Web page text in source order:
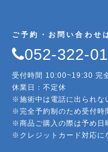
ご予約・お問い合わせ
052-322-
受付時間 10:00~19:30 完
休業日：不定休
※施術中は電話に出られな
※完全予約制のため受付時
※商品ご購入の際は予め日
※クレジットカード対応